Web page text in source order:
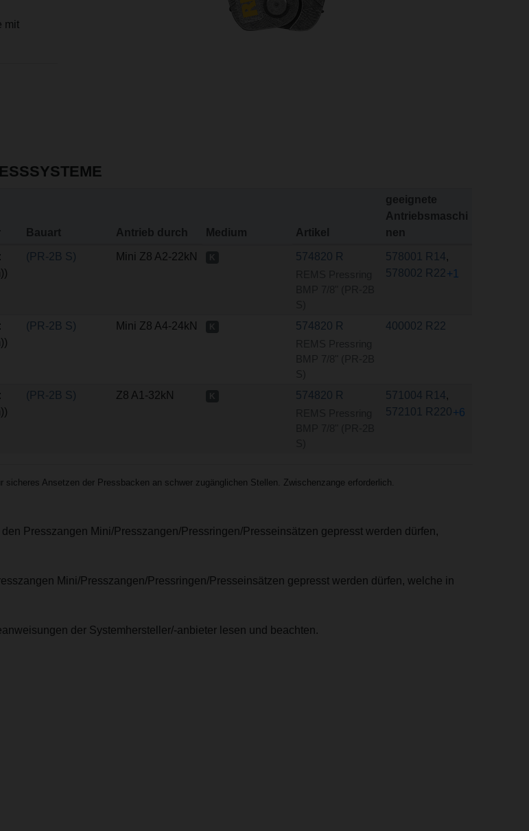
mit
Bauart Antrieb durch Medium Artikel
geeignete
Antriebsmaschi
nen
(PR-2B S) Mini Z8 A2-22kN 574820 R 578001 R14,
578002 R22+1
(PR-2B S) Mini Z8 A4-24kN 574820 R 400002 R22
(PR-2B S) Z8 A1-32kN 574820 R 571004 R14,
572101 R220+6
Ansetzen der Pressbacken an schwer zugänglichen Stellen. Zwischenzange erforderlich.
Presszangen Mini/Presszangen/Pressringen/Presseinsätzen gepresst werden dürfen,
Mini/Presszangen/Pressringen/Presseinsätzen gepresst werden dürfen, welche in
der Systemhersteller/-anbieter lesen und beachten.